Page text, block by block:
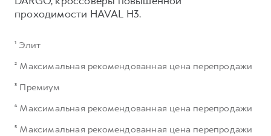
проходимости HAVAL H3.
¹ Элит
² Максимальная рекомендованная цена перепродажи
³ Премиум
⁴ Максимальная рекомендованная цена перепродажи
⁵ Максимальная рекомендованная цена перепродажи